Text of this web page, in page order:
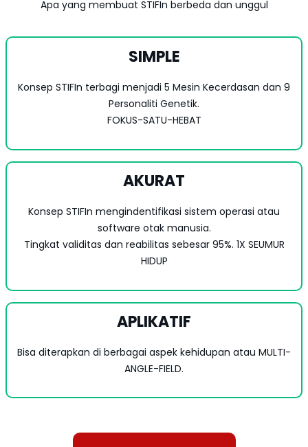
Apa yang membuat STIFIn berbeda dan unggul
SIMPLE
Konsep STIFIn terbagi menjadi 5 Mesin Kecerdasan dan 9
Personaliti Genetik.
FOKUS-SATU-HEBAT
AKURAT
Konsep STIFIn mengindentifikasi sistem operasi atau
software otak manusia.
Tingkat validitas dan reabilitas sebesar 95%. 1X SEUMUR
HIDUP
APLIKATIF
Bisa diterapkan di berbagai aspek kehidupan atau MULTI-
ANGLE-FIELD.